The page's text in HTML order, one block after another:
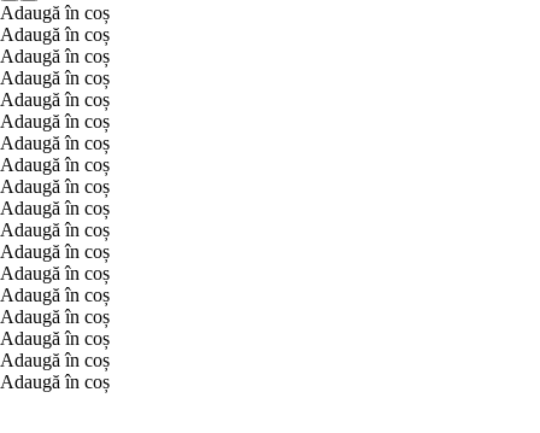
Adaugă în coș
Adaugă în coș
Adaugă în coș
Adaugă în coș
Adaugă în coș
Adaugă în coș
Adaugă în coș
Adaugă în coș
Adaugă în coș
Adaugă în coș
Adaugă în coș
Adaugă în coș
Adaugă în coș
Adaugă în coș
Adaugă în coș
Adaugă în coș
Adaugă în coș
Adaugă în coș